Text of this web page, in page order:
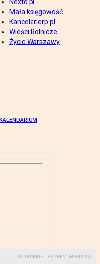
Nexto.pl
Mała księgowość
Kancelarierp.pl
Wieści Rolnicze
Życie Warszawy
KALENDARIUM
© COPYRIGHT BY GREMI MEDIA SA